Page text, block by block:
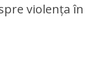
violența în